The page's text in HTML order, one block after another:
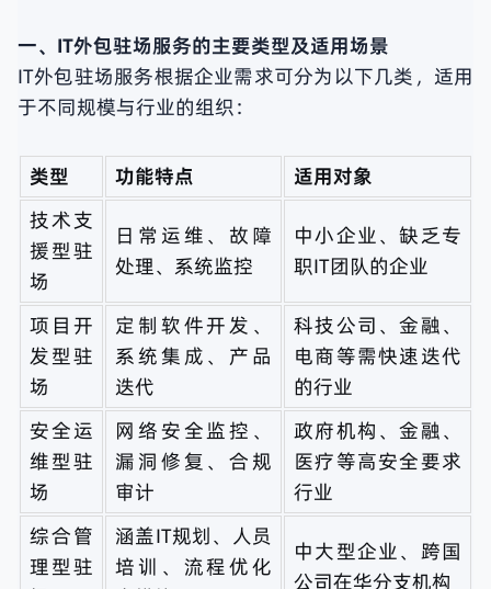
一、IT外包驻场服务的主要类型及适用场景
IT外包驻场服务根据企业需求可分为以下几类，适用
于不同规模与行业的组织：
类型 功能特点
适用对象
技术支
援型驻
场
日常运维、故障
处理、系统监控
中小企业、缺乏专
职IT团队的企业
项目开
发型驻
场
定制软件开发、
系统集成、产品
迭代
科技公司、金融、
电商等需快速迭代
的行业
安全运
维型驻
场
网络安全监控、
漏洞修复、合规
审计
政府机构、金融、
医疗等高安全要求
行业
综合管
理型驻
涵盖IT规划、人员
培训、流程优化
中大型企业、跨国
公司在华分支机构